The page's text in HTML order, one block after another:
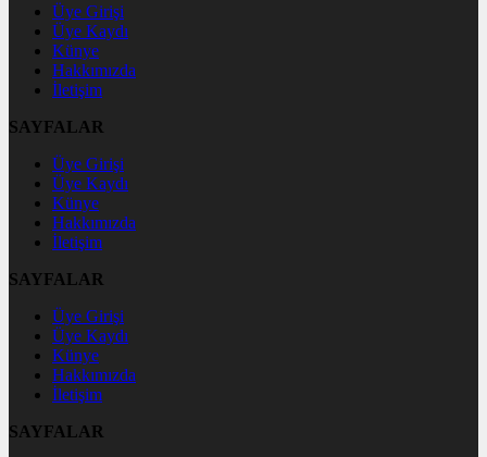
Üye Girişi
Üye Kaydı
Künye
Hakkımızda
İletişim
SAYFALAR
Üye Girişi
Üye Kaydı
Künye
Hakkımızda
İletişim
SAYFALAR
Üye Girişi
Üye Kaydı
Künye
Hakkımızda
İletişim
SAYFALAR